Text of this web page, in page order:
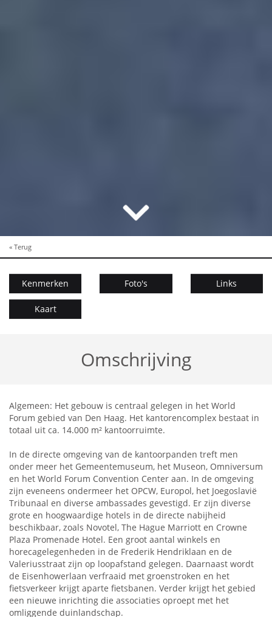
« Terug
Kenmerken Foto's Links
Kaart
Omschrijving
Algemeen: Het gebouw is centraal gelegen in het World
Forum gebied van Den Haag. Het kantorencomplex bestaat in
totaal uit ca. 14.000 m² kantoorruimte.
In de directe omgeving van de kantoorpanden treft men
onder meer het Gemeentemuseum, het Museon, Omniversum
en het World Forum Convention Center aan. In de omgeving
zijn eveneens ondermeer het OPCW, Europol, het Joegoslavië
Tribunaal en diverse ambassades gevestigd. Er zijn diverse
grote en hoogwaardige hotels in de directe nabijheid
beschikbaar, zoals Novotel, The Hague Marriott en Crowne
Plaza Promenade Hotel. Een groot aantal winkels en
horecagelegenheden in de Frederik Hendriklaan en de
Valeriusstraat zijn op loopafstand gelegen. Daarnaast wordt
de Eisenhowerlaan verfraaid met groenstroken en het
fietsverkeer krijgt aparte fietsbanen. Verder krijgt het gebied
een nieuwe inrichting die associaties oproept met het
omliggende duinlandschap.